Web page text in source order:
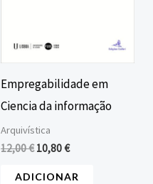
Empregabilidade em
Ciencia da informação
Arquivística
12,00€ 10,80€
ADICIONAR